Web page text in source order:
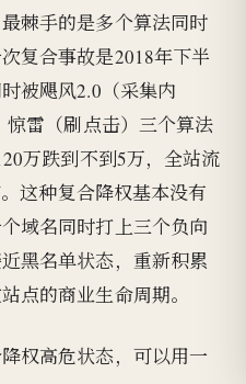
棘手的是多个算法同时
复合事故是2018年下半
被飓风2.0（采集内
惊雷（刷点击）三个算法
万跌到不到5万，全站流
这种复合降权基本没有
域名同时打上三个负向
黑名单状态，重新积累
点的商业生命周期。
权高危状态，可以用一